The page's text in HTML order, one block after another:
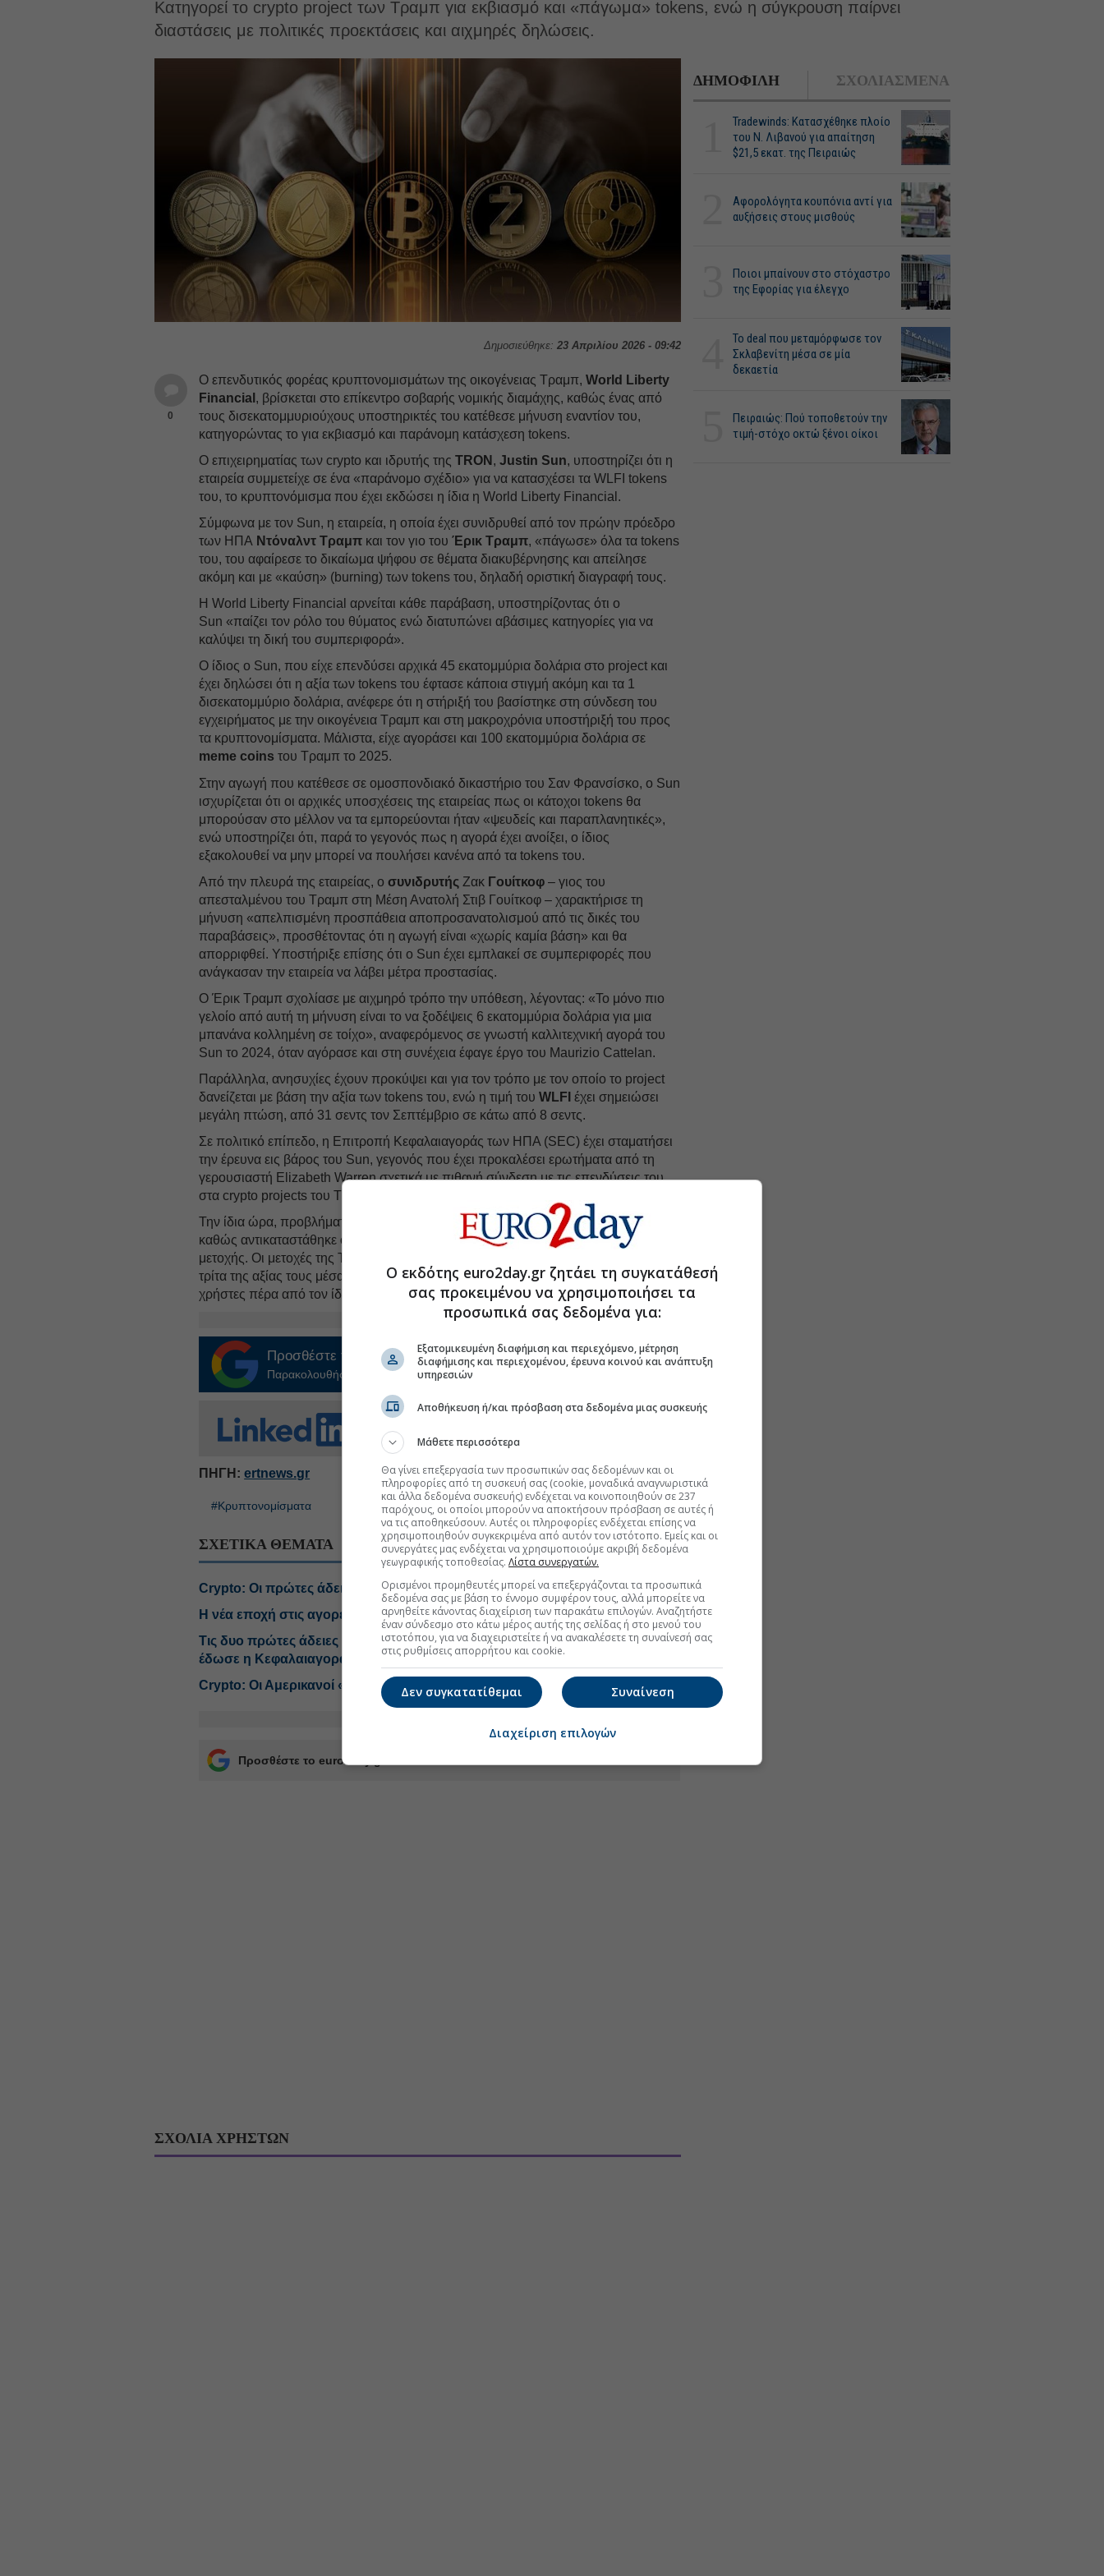
Κατηγορεί το crypto project των Τραμπ για εκβιασμό και «πάγωμα» tokens, ενώ η σύγκρουση παίρνει
διαστάσεις με πολιτικές προεκτάσεις και αιχμηρές δηλώσεις.
Δημοσιεύθηκε: 23 Απριλίου 2026 - 09:42
0
Ο επενδυτικός φορέας κρυπτονομισμάτων της οικογένειας Τραμπ,World Liberty
Financial , βρίσκεται στο επίκεντρο σοβαρής νομικής διαμάχης, καθώς ένας από
τους δισεκατομμυριούχους υποστηρικτές του κατέθεσε μήνυση εναντίον του,
κατηγορώντας το για εκβιασμό και παράνομη κατάσχεση tokens.
Ο επιχειρηματίας των crypto και ιδρυτής τηςTRON ,Justin Sun, υποστηρίζει ότι η
εταιρεία συμμετείχε σε ένα «παράνομο σχέδιο» για να κατασχέσει τα WLFI tokens
του, το κρυπτονόμισμα που έχει εκδώσει η ίδια η World Liberty Financial.
Σύμφωνα με τον Sun, η εταιρεία, η οποία έχει συνιδρυθεί από τον πρώην πρόεδρο
των ΗΠΑ Ντόναλντ Τραμπ και τον γιο τουΈρικ Τραμπ, «πάγωσε» όλα τα tokens
του, του αφαίρεσε το δικαίωμα ψήφου σε θέματα διακυβέρνησης και απείλησε
ακόμη και με «καύση» (burning) των tokens του, δηλαδή οριστική διαγραφή τους.
Η World Liberty Financial αρνείται κάθε παράβαση, υποστηρίζοντας ότι ο
Sun «παίζει τον ρόλο του θύματος ενώ διατυπώνει αβάσιμες κατηγορίες για να
καλύψει τη δική του συμπεριφορά».
Ο ίδιος ο Sun, που είχε επενδύσει αρχικά 45 εκατομμύρια δολάρια στο project και
έχει δηλώσει ότι η αξία των tokens του έφτασε κάποια στιγμή ακόμη και τα 1
δισεκατομμύριο δολάρια, ανέφερε ότι η στήριξή του βασίστηκε στη σύνδεση του
εγχειρήματος με την οικογένεια Τραμπ και στη μακροχρόνια υποστήριξή του προς
τα κρυπτονομίσματα. Μάλιστα, είχε αγοράσει και 100 εκατομμύρια δολάρια σε
meme coins του Τραμπ το 2025.
Στην αγωγή που κατέθεσε σε ομοσπονδιακό δικαστήριο του Σαν Φρανσίσκο, ο Sun
ισχυρίζεται ότι οι αρχικές υποσχέσεις της εταιρείας πως οι κάτοχοι tokens θα
μπορούσαν στο μέλλον να τα εμπορεύονται ήταν «ψευδείς και παραπλανητικές»,
ενώ υποστηρίζει ότι, παρά το γεγονός πως η αγορά έχει ανοίξει, ο ίδιος
εξακολουθεί να μην μπορεί να πουλήσει κανένα από τα tokens του.
Από την πλευρά της εταιρείας, οσυνιδρυτής Ζακ Γουίτκοφ – γιος του
απεσταλμένου του Τραμπ στη Μέση Ανατολή Στιβ Γουίτκοφ – χαρακτήρισε τη
μήνυση «απελπισμένη προσπάθεια αποπροσανατολισμού από τις δικές του
παραβάσεις», προσθέτοντας ότι η αγωγή είναι «χωρίς καμία βάση» και θα
απορριφθεί. Υποστήριξε επίσης ότι ο Sun έχει εμπλακεί σε συμπεριφορές που
ανάγκασαν την εταιρεία να λάβει μέτρα προστασίας.
Ο Έρικ Τραμπ σχολίασε με αιχμηρό τρόπο την υπόθεση, λέγοντας: «Το μόνο πιο
γελοίο από αυτή τη μήνυση είναι το να ξοδέψεις 6 εκατομμύρια δολάρια για μια
μπανάνα κολλημένη σε τοίχο», αναφερόμενος σε γνωστή καλλιτεχνική αγορά του
Sun το 2024, όταν αγόρασε και στη συνέχεια έφαγε έργο του Maurizio Cattelan.
Παράλληλα, ανησυχίες έχουν προκύψει και για τον τρόπο με τον οποίο το project
δανείζεται με βάση την αξία των tokens του, ενώ η τιμή τουWLFI έχει σημειώσει
μεγάλη πτώση, από 31 σεντς τον Σεπτέμβριο σε κάτω από 8 σεντς.
Σε πολιτικό επίπεδο, η Επιτροπή Κεφαλαιαγοράς των ΗΠΑ (SEC) έχει σταματήσει
την έρευνα εις βάρος του Sun, γεγονός που έχει προκαλέσει ερωτήματα από τη
γερουσιαστή Elizabeth Warren σχετικά με πιθανή σύνδεση με τις επενδύσεις του
στα crypto projects του Τραμπ.
Την ίδια ώρα, προβλήματα αντιμετωπίζει και η εταιρεία πίσω από το Truth Social,
καθώς αντικαταστάθηκε ο CEO της
Nunes, μετά από μεγάλη πτώση της
μετοχής. Οι μετοχές της Trump Media & Technology έχουν χάσει σχεδόν τα δύο
τρίτα της αξίας τους μέσα σε έναν χρόνο, καθώς δυσκολεύεται να προσελκύσει
χρήστες πέρα από τον ίδιο τον πρώην πρόεδρο.
Προσθέστε το Euro2day.grστοGoogle Discover!
Παρακολουθήστε τις εξελίξεις με την υπογραφη εγκυρότητας του Euro2day.gr
FOLLOW US
Ακολουθήστε τη σελίδα τουEuro2day.gr
ΠΗΓΗ:ertnews.gr
#Κρυπτονομίσματα
ΣΧΕΤΙΚΑ ΘΕΜΑΤΑ
Crypto: Οι πρώτες άδειες MiCA αλλάζουν το τοπίο στην Ελλάδα
Η νέα εποχή στις αγορές και τι σημαίνει για τους Ελληνες επενδυτές
Τις δυο πρώτες άδειες για συναλλαγές κρυπτονομισμάτων βάσει MiCA
έδωσε η Κεφαλαιαγορά
Crypto: Οι Αμερικανοί «τζογάρουν» με το πιο επικίνδυνο προϊόν της αγοράς
Προσθέστε το euro2day.gr στο Discover
ΔΗΜΟΦΙΛΗ ΣΧΟΛΙΑΣΜΕΝΑ
Tradewinds: Κατασχέθηκε πλοίο
του Ν. Λιβανού για απαίτηση
$21,5 εκατ. της Πειραιώς
Αφορολόγητα κουπόνια αντί για
αυξήσεις στους μισθούς
Ποιοι μπαίνουν στο στόχαστρο
της Εφορίας για έλεγχο
Το deal που μεταμόρφωσε τον
Σκλαβενίτη μέσα σε μία
δεκαετία
Πειραιώς: Πού τοποθετούν την
τιμή-στόχο οκτώ ξένοι οίκοι
ΣΧΟΛΙΑ ΧΡΗΣΤΩΝ
Ο εκδότης euro2day.gr ζητάει τη συγκατάθεσή
σας προκειμένου να χρησιμοποιήσει τα
προσωπικά σας δεδομένα για:
Εξατομικευμένη διαφήμιση και περιεχόμενο, μέτρηση
διαφήμισης και περιεχομένου, έρευνα κοινού και ανάπτυξη
υπηρεσιών
Αποθήκευση ή/και πρόσβαση στα δεδομένα μιας συσκευής
Μάθετε περισσότερα
Θα γίνει επεξεργασία των προσωπικών σας δεδομένων και οι
πληροφορίες από τη συσκευή σας (cookie, μοναδικά αναγνωριστικά
και άλλα δεδομένα συσκευής) ενδέχεται να κοινοποιηθούν σε 237
παρόχους, οι οποίοι μπορούν να αποκτήσουν πρόσβαση σε αυτές ή
να τις αποθηκεύσουν. Αυτές οι πληροφορίες ενδέχεται επίσης να
χρησιμοποιηθούν συγκεκριμένα από αυτόν τον ιστότοπο. Εμείς και οι
συνεργάτες μας ενδέχεται να χρησιμοποιούμε ακριβή δεδομένα
γεωγραφικής τοποθεσίας. Λίστα συνεργατών.
Ορισμένοι προμηθευτές μπορεί να επεξεργάζονται τα προσωπικά
δεδομένα σας με βάση το έννομο συμφέρον τους, αλλά μπορείτε να
αρνηθείτε κάνοντας διαχείριση των παρακάτω επιλογών. Αναζητήστε
έναν σύνδεσμο στο κάτω μέρος αυτής της σελίδας ή στο μενού του
ιστοτόπου, για να διαχειριστείτε ή να ανακαλέσετε τη συναίνεσή σας
στις ρυθμίσεις απορρήτου και cookie.
Συναίνεση
Δεν συγκατατίθεμαι
Διαχείριση επιλογών